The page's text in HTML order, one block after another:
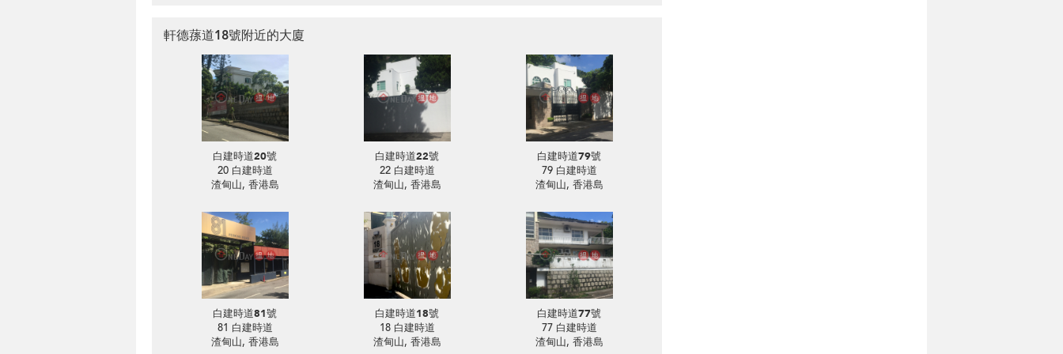
軒德蓀道18號附近的大廈
白建時道20號
20 白建時道
渣甸山, 香港島
白建時道22號
22 白建時道
渣甸山, 香港島
白建時道79號
79 白建時道
渣甸山, 香港島
白建時道81號
81 白建時道
渣甸山, 香港島
白建時道18號
18 白建時道
渣甸山, 香港島
白建時道77號
77 白建時道
渣甸山, 香港島